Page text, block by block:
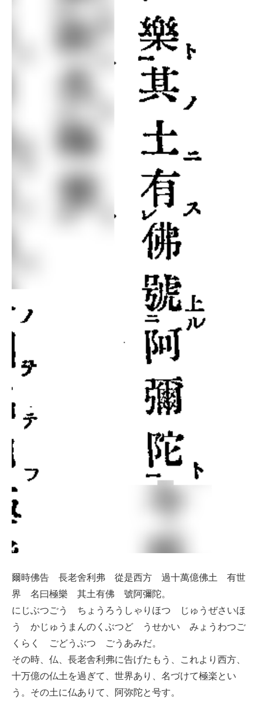
爾時佛告 長老舍利弗 從是西方 過十萬億佛土 有世
界 名曰極樂 其土有佛 號阿彌陀。
にじぶつごう ちょうろうしゃりほつ じゅうぜさいほ
う かじゅうまんのくぶつど うせかい みょうわつご
くらく ごどうぶつ ごうあみだ。
その時、仏、長老舎利弗に告げたもう、これより西方、
十万億の仏土を過ぎて、世界あり、名づけて極楽とい
う。その土に仏ありて、阿弥陀と号す。